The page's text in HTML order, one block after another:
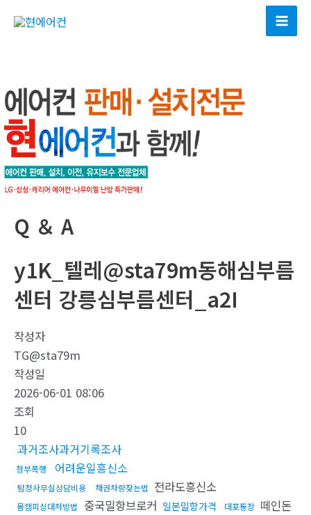
너
뛰
기
Main
Q ＆ A
y1K_텔레@sta79m동해심부름
센터 강릉심부름센터_a2I
작성자
TG@sta79m
작성일
2026-06-01 08:06
조회
10
과거조사과거기록조사
청부폭행 어려운일흥신소
탐정사무실상담비용 채권차량찾는법 전라도흥신소
몸캠피싱대처방법 중국밀항브로커 일본밀항가격 대포통장 떼인돈